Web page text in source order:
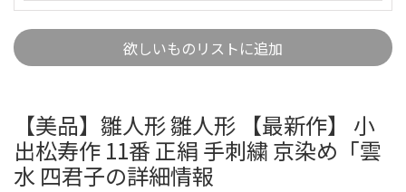
欲しいものリストに追加
【美品】雛人形 雛人形 【最新作】 小
出松寿作 11番 正絹 手刺繍 京染め「雲
水 四君子の詳細情報